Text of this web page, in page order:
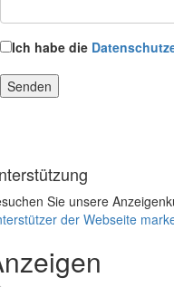
Ich habe die
Sie unsere
der Webseite